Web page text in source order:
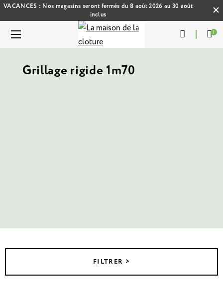
VACANCES : Nos magasins seront fermés du 8 août 2026 au 30 août
inclus
1
Grillage rigide 1m70
FILTRER >